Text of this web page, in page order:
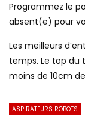
Programmez le
absent(e) pour
Les meilleurs
temps. Le top du
moins de 10cm
ASPIRATEURS ROBOTS